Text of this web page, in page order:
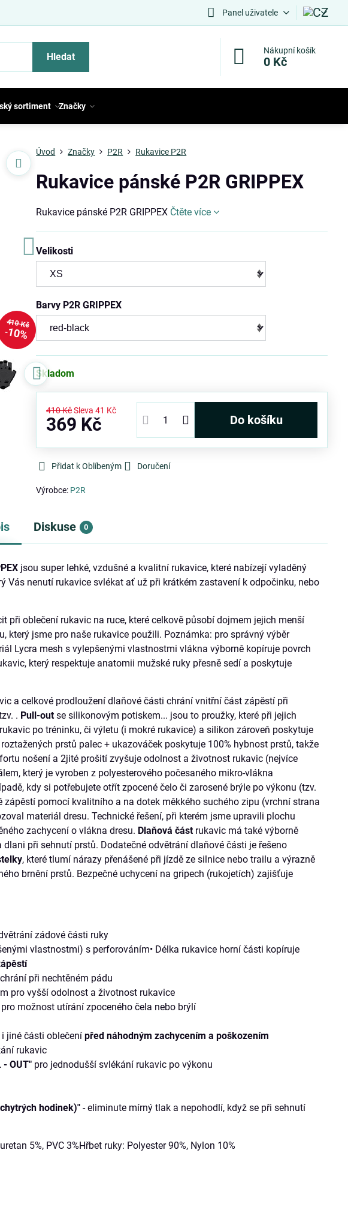
Panel uživatele
Hledat
Nákupní košík
0 Kč
sortiment Značky
410 Kč
10%
Úvod Značky P2R Rukavice P2R
Rukavice pánské P2R GRIPPEX
Rukavice pánské P2R GRIPPEX Čtěte více
Velikosti
Barvy P2R GRIPPEX
Skladom
410 Kč Sleva 41 Kč
369 Kč Do košíku
Přidat k Oblíbeným Doručení
Výrobce: P2R
Diskuse 0
jsou super lehké, vzdušné a kvalitní rukavice, které nabízejí vyladěný
nenutí rukavice svlékat ať už při krátkém zastavení k odpočinku, nebo
při oblečení rukavic na ruce, které celkově působí dojmem jejich menší
jsme pro naše rukavice použili. Poznámka: pro správný výběr
Lycra mesh s vylepšenými vlastnostmi vlákna výborně kopíruje povrch
který respektuje anatomii mužské ruky přesně sedí a poskytuje
a celkové prodloužení dlaňové části chrání vnitřní část zápěstí při
. Pull-outse silikonovým potiskem... jsou to proužky, které při jejich
po tréninku, či výletu (i mokré rukavice) a silikon zároveň poskytuje
prstů palec + ukazováček poskytuje 100% hybnost prstů, takže
nošení a 2jité prošití zvyšuje odolnost a životnost rukavic (nejvíce
který je vyroben z polyesterového počesaného mikro-vlákna
kdy si potřebujete otřít zpocené čelo či zarosené brýle po výkonu (tzv.
pomocí kvalitního a na dotek měkkého suchého zipu (vrchní strana
materiál dresu. Technické řešení, při kterém jsme upravili plochu
zachycení o vlákna dresu. Dlaňová částrukavic má také výborně
při sehnutí prstů. Dodatečné odvětrání dlaňové části je řešeno
, které tlumí nárazy přenášené při jízdě ze silnice nebo trailu a výrazně
brnění prstů. Bezpečné uchycení na gripech (rukojetích) zajišťuje
zádové části ruky
vlastnostmi) s perforováním• Délka rukavice horní části kopíruje
při nechtěném pádu
pro vyšší odolnost a životnost rukavice
pro možnost utírání zpoceného čela nebo brýlí
i jiné části oblečenípřed náhodným zachycením a poškozením
rukavic
- OUT" pro jednodušší svlékání rukavic po výkonu
hodinek)" - eliminute mírný tlak a nepohodlí, když se při sehnutí
5%, PVC 3%Hřbet ruky: Polyester 90%, Nylon 10%